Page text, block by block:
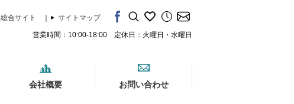
総合サイト
サイトマップ
営業時間：10:00-18:00 定休日：火曜日・水曜日
会社概要 お問い合わせ